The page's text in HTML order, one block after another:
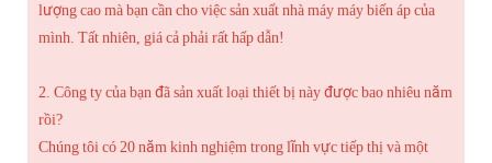
lượng cao mà bạn cần cho việc sản xuất nhà máy máy biến áp của
mình. Tất nhiên, giá cả phải rất hấp dẫn!
2. Công ty của bạn đã sản xuất loại thiết bị này được bao nhiêu năm
rồi?
Chúng tôi có 20 năm kinh nghiệm trong lĩnh vực tiếp thị và một